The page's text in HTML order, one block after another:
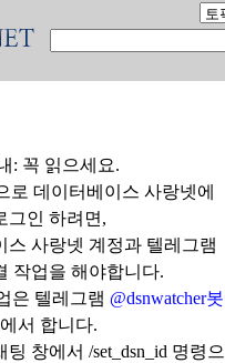
: 꼭 읽으세요.
로 데이터베이스 사랑넷에
그인 하려면,
스 사랑넷 계정과 텔레그램
작업을 해야합니다.
은 텔레그램 @dsnwatcher봇
에서 합니다.
팅 창에서 /set_dsn_id 명령으